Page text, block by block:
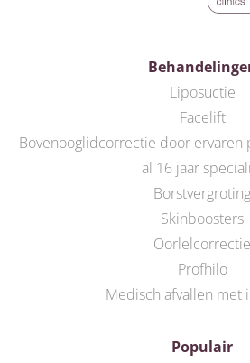
Liposuctie
Facelift
Bovenooglidcorrectie door
al 16 jaar
Borstvergroting
Skinboosters
Oorlelcorrectie
Profhilo
Medisch afvallen met
Populair